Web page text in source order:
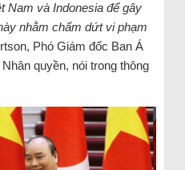
Nam và Indonesia để gây
nhằm chấm dứt vi phạm
Phó Giám đốc Ban Á
quyền, nói trong thông